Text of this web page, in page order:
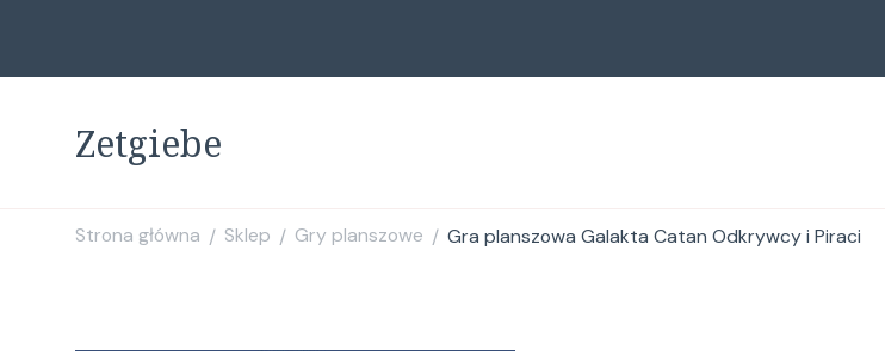
Zetgiebe
Strona główna / Sklep / Gry planszowe / Gra planszowa Galakta Catan Odkrywcy i Piraci